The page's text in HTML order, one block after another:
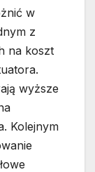
w
z
na koszt
wyższe
Kolejnym